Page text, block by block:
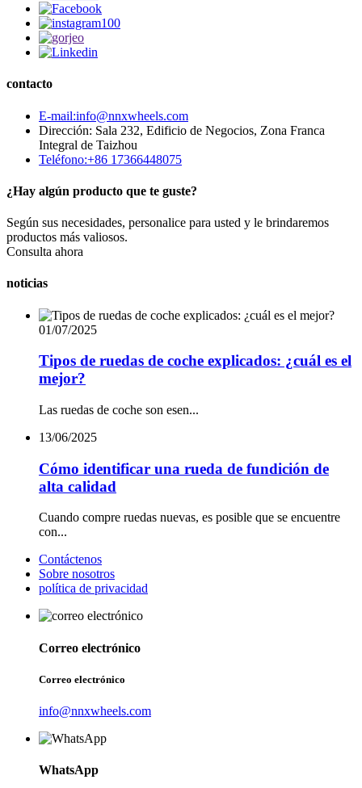
contacto
E-mail:info@nnxwheels.com
Dirección: Sala 232, Edificio de Negocios, Zona Franca
Integral de Taizhou
Teléfono:+86 17366448075
¿Hay algún producto que te guste?
Según sus necesidades, personalice para usted y le brindaremos
productos más valiosos.
Consulta ahora
noticias
01/07/2025
Tipos de ruedas de coche explicados: ¿cuál es el
mejor?
Las ruedas de coche son esen...
13/06/2025
Cómo identificar una rueda de fundición de
alta calidad
Cuando compre ruedas nuevas, es posible que se encuentre
con...
Contáctenos
Sobre nosotros
política de privacidad
Correo electrónico
Correo electrónico
info@nnxwheels.com
WhatsApp